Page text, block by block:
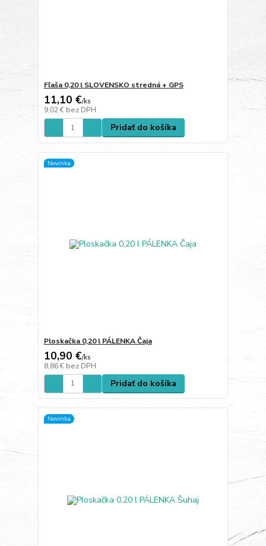
Fľaša 0,20 l SLOVENSKO stredná + GPS
11,10 €/ks
9,02 € bez DPH
Pridať do košíka
Novinka
Ploskačka 0,20 l PÁLENKA Čaja
10,90 €/ks
8,86 € bez DPH
Pridať do košíka
Novinka